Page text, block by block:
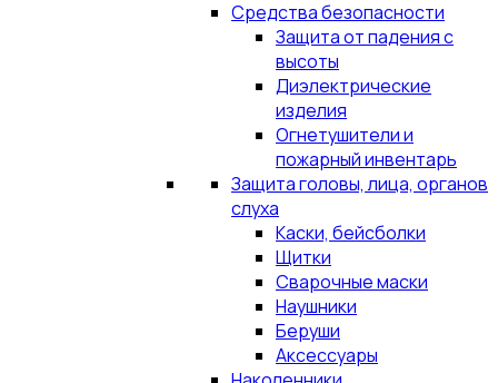
Средства безопасности
Защита от падения с
высоты
Диэлектрические
изделия
Огнетушители и
пожарный инвентарь
Защита головы, лица, органов
слуха
Каски, бейсболки
Щитки
Сварочные маски
Наушники
Беруши
Аксессуары